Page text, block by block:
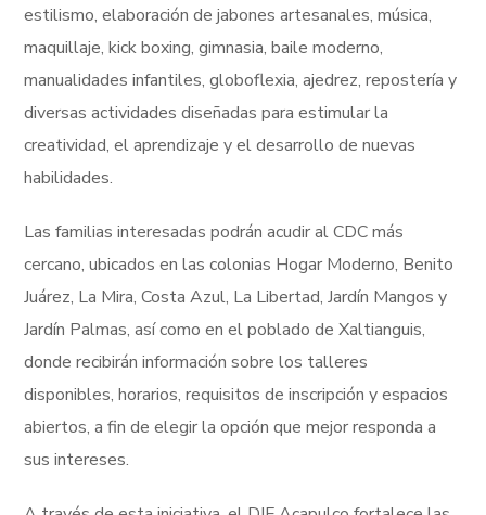
estilismo, elaboración de jabones artesanales, música,
maquillaje, kick boxing, gimnasia, baile moderno,
manualidades infantiles, globoflexia, ajedrez, repostería y
diversas actividades diseñadas para estimular la
creatividad, el aprendizaje y el desarrollo de nuevas
habilidades.
Las familias interesadas podrán acudir al CDC más
cercano, ubicados en las colonias Hogar Moderno, Benito
Juárez, La Mira, Costa Azul, La Libertad, Jardín Mangos y
Jardín Palmas, así como en el poblado de Xaltianguis,
donde recibirán información sobre los talleres
disponibles, horarios, requisitos de inscripción y espacios
abiertos, a fin de elegir la opción que mejor responda a
sus intereses.